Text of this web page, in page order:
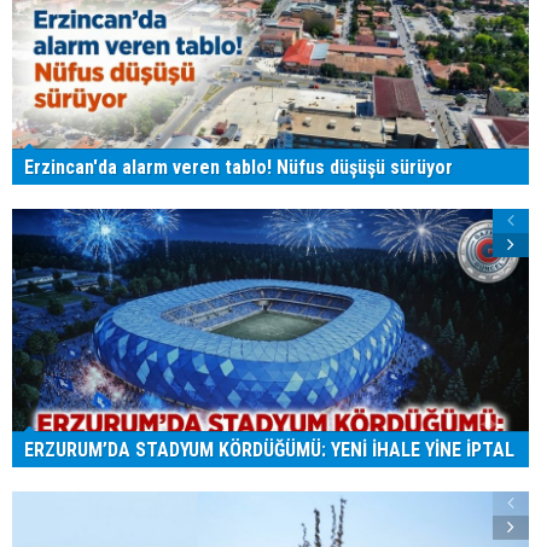
Erzincan'da alarm veren tablo! Nüfus düşüşü sürüyor
ERZURUM’DA STADYUM KÖRDÜĞÜMÜ: YENİ İHALE YİNE İPTAL